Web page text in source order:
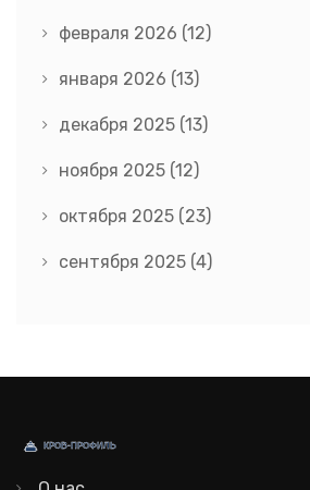
февраля 2026 (12)
января 2026 (13)
декабря 2025 (13)
ноября 2025 (12)
октября 2025 (23)
сентября 2025 (4)